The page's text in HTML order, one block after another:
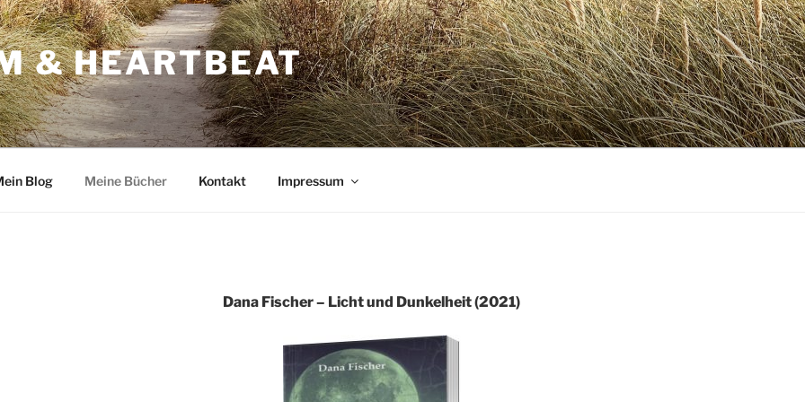
& HEARTBEAT
Blog Meine Bücher Kontakt Impressum
Dana Fischer – Licht und Dunkelheit(2021)